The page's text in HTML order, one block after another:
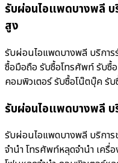
รับผ่อนไอแพดบางพลี บ
สูง
รับผ่อนไอแพดบางพลี บริการ
ซื้อมือถือ รับซื้อโทรศัพท์ รับซื้
คอมพิวเตอร์ รับซื้อโน๊ตบุ๊ค รั
รับผ่อนไอแพดบางพลี บ
รับผ่อนไอแพดบางพลี บริการ
จำนำ โทรศัพท์หลุดจำนำ เครื่